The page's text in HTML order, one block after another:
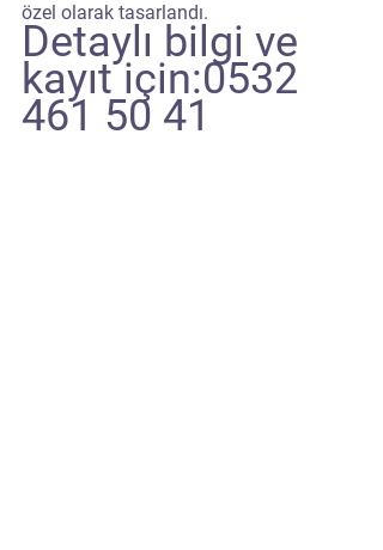
özel olarak tasarlandı.
Detaylı bilgi ve
kayıt için:0532
461 50 41